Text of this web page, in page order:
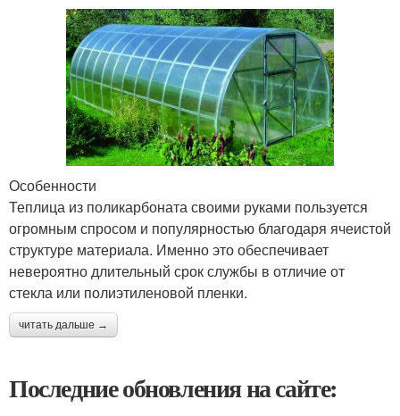
Особенности
Теплица из поликарбоната своими руками пользуется
огромным спросом и популярностью благодаря ячеистой
структуре материала. Именно это обеспечивает
невероятно длительный срок службы в отличие от
стекла или полиэтиленовой пленки.
читать дальше →
Последние обновления на сайте: